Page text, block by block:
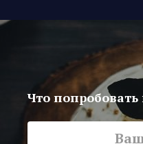
Что